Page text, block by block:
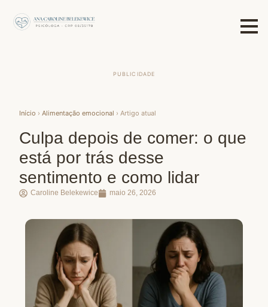
PUBLICIDADE
Início › Alimentação emocional › Artigo atual
Culpa depois de comer: o que
está por trás desse
sentimento e como lidar
Caroline Belekewice maio 26, 2026